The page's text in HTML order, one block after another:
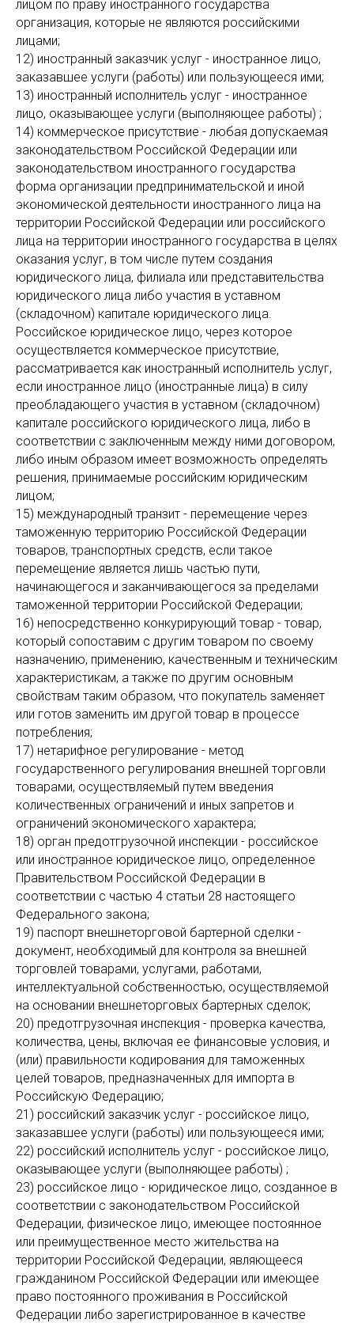
лицом по праву иностранного государства
организация, которые не являются российскими
лицами;
12) иностранный заказчик услуг - иностранное лицо,
заказавшее услуги (работы) или пользующееся ими;
13) иностранный исполнитель услуг - иностранное
лицо, оказывающее услуги (выполняющее работы) ;
14) коммерческое присутствие - любая допускаемая
законодательством Российской Федерации или
законодательством иностранного государства
форма организации предпринимательской и иной
экономической деятельности иностранного лица на
территории Российской Федерации или российского
лица на территории иностранного государства в целях
оказания услуг, в том числе путем создания
юридического лица, филиала или представительства
юридического лица либо участия в уставном
(складочном) капитале юридического лица.
Российское юридическое лицо, через которое
осуществляется коммерческое присутствие,
рассматривается как иностранный исполнитель услуг,
если иностранное лицо (иностранные лица) в силу
преобладающего участия в уставном (складочном)
капитале российского юридического лица, либо в
соответствии с заключенным между ними договором,
либо иным образом имеет возможность определять
решения, принимаемые российским юридическим
лицом;
15) международный транзит - перемещение через
таможенную территорию Российской Федерации
товаров, транспортных средств, если такое
перемещение является лишь частью пути,
начинающегося и заканчивающегося за пределами
таможенной территории Российской Федерации;
16) непосредственно конкурирующий товар - товар,
который сопоставим с другим товаром по своему
назначению, применению, качественным и техническим
характеристикам, а также по другим основным
свойствам таким образом, что покупатель заменяет
или готов заменить им другой товар в процессе
потребления;
17) нетарифное регулирование - метод
государственного регулирования внешней торговли
товарами, осуществляемый путем введения
количественных ограничений и иных запретов и
ограничений экономического характера;
18) орган предотгрузочной инспекции - российское
или иностранное юридическое лицо, определенное
Правительством Российской Федерации в
соответствии с частью 4 статьи 28 настоящего
Федерального закона;
19) паспорт внешнеторговой бартерной сделки -
документ, необходимый для контроля за внешней
торговлей товарами, услугами, работами,
интеллектуальной собственностью, осуществляемой
на основании внешнеторговых бартерных сделок;
20) предотгрузочная инспекция - проверка качества,
количества, цены, включая ее финансовые условия, и
(или) правильности кодирования для таможенных
целей товаров, предназначенных для импорта в
Российскую Федерацию;
21) российский заказчик услуг - российское лицо,
заказавшее услуги (работы) или пользующееся ими;
22) российский исполнитель услуг - российское лицо,
оказывающее услуги (выполняющее работы) ;
23) российское лицо - юридическое лицо, созданное в
соответствии с законодательством Российской
Федерации, физическое лицо, имеющее постоянное
или преимущественное место жительства на
территории Российской Федерации, являющееся
гражданином Российской Федерации или имеющее
право постоянного проживания в Российской
Федерации либо зарегистрированное в качестве